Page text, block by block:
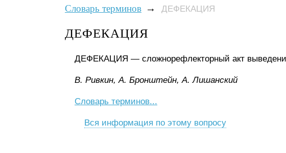
Словарь терминов → ДЕФЕКАЦИЯ
ДЕФЕКАЦИЯ
ДЕФЕКАЦИЯ — сложнорефлекторный акт
B. Pивкин, A. Бpoнштeйн, A. Лишaнcкий
Словарь терминов...
Вся информация по этому вопросу